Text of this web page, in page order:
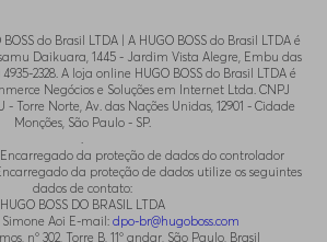
do Brasil LTDA | A HUGO BOSS do Brasil LTDA é
Daikuara, 1445 - Jardim Vista Alegre, Embu das
4935-2328. A loja online HUGO BOSS do Brasil LTDA é
Negócios e Soluções em Internet Ltda. CNPJ
- Torre Norte, Av. das Nações Unidas, 12901 - Cidade
Monções, São Paulo - SP.
.
da proteção de dados do controlador
da proteção de dados utilize os seguintes
dados de contato:
HUGO BOSS DO BRASIL LTDA
Aoi E-mail: dpo-br@hugoboss.com
n° 302, Torre B, 11° andar, São Paulo, Brasil